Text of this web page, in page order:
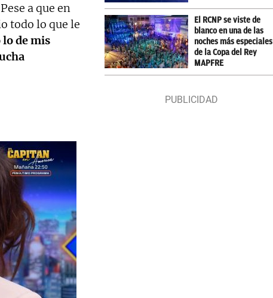
a que en
todo lo que le
de mis
El RCNP se viste de
blanco en una de las
noches más especiales
de la Copa del Rey
MAPFRE